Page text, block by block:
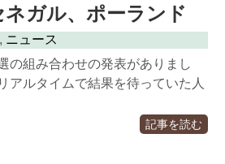
ガル、ポーランド
, ニュース
の組み合わせの発表がありまし
アルタイムで結果を待っていた人
記事を読む